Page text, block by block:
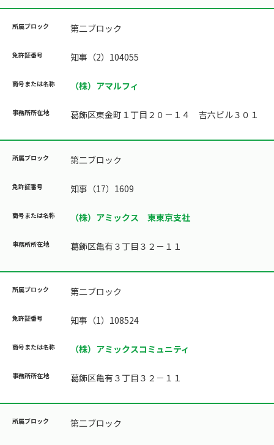
第二ブロック
知事（2）104055
（株）アマルフィ
葛飾区東金町１丁目２０－１４ 吉六ビル３０１
第二ブロック
知事（17）1609
（株）アミックス 東東京支社
葛飾区亀有３丁目３２－１１
第二ブロック
知事（1）108524
（株）アミックスコミュニティ
葛飾区亀有３丁目３２－１１
第二ブロック